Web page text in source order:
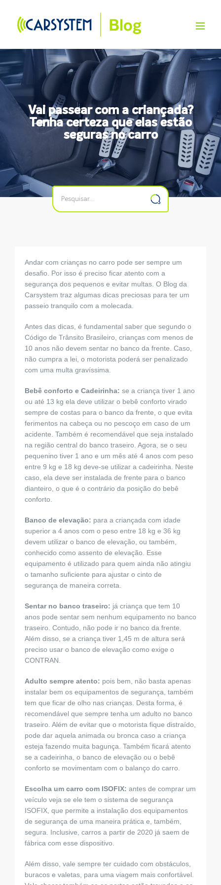
Vai passear com a criançada?
Tenha certeza que elas estão
seguras no carro
Andar com crianças no carro pode ser sempre um
desafio. Por isso é preciso ficar atento com a
segurança dos pequenos e evitar multas. O Blog da
Carsystem traz algumas dicas preciosas para ter um
passeio tranquilo com a molecada.
Antes das dicas, é fundamental saber que segundo o
Código de Trânsito Brasileiro, crianças com menos de
10 anos não devem sentar no banco da frente. Caso,
não cumpra a lei, o motorista poderá ser penalizado
com uma multa gravíssima.
Bebê conforto e Cadeirinha: se a criança tiver 1 ano
ou até 13 kg ela deve utilizar o bebê conforto virado
sempre de costas para o banco da frente, o que evita
ferimentos na cabeça ou no pescoço em caso de um
acidente. Também é recomendável que seja instalado
na região central do banco traseiro. Agora, se o seu
pequenino tiver 1 ano e um mês até 4 anos com peso
entre 9 kg e 18 kg deve-se utilizar a cadeirinha. Neste
caso, ela deve ser instalada de frente para o banco
dianteiro, o que é o contrário da posição do bebê
conforto.
Banco de elevação: para a criançada com idade
superior a 4 anos com o peso entre 18 kg e 36 kg
devem utilizar o banco de elevação, ou também,
conhecido como assento de elevação. Esse
equipamento é utilizado para quem ainda não atingiu
o tamanho suficiente para ajustar o cinto de
segurança de maneira correta.
Sentar no banco traseiro: já criança que tem 10
anos pode sentar sem nenhum equipamento no banco
traseiro. Contudo, não pode ir no banco da frente.
Além disso, se a criança tiver 1,45 m de altura será
preciso usar o banco de elevação como exige o
CONTRAN.
Adulto sempre atento: pois bem, não basta apenas
instalar bem os equipamentos de segurança, também
tem que ficar de olho nas crianças. Desta forma, é
recomendável que sempre tenha um adulto no banco
traseiro. Além de evitar que o motorista fique distraído,
pode dar aquela animada ou bronca caso a criança
esteja fazendo muita bagunça. Também ficará atento
se a cadeirinha, o banco de elevação ou o bebê
conforto se movimentam com o balanço do carro.
Escolha um carro com ISOFIX: antes de comprar um
veículo veja se ele tem o sistema de segurança
ISOFIX, que permite a instalação dos equipamentos
de segurança de uma maneira prática e, também,
segura. Inclusive, carros a partir de 2020 já saem de
fábrica com esse dispositivo.
Além disso, vale sempre ter cuidado com obstáculos,
buracos e valetas, para uma viagem mais confortável.
Buscar
resultados